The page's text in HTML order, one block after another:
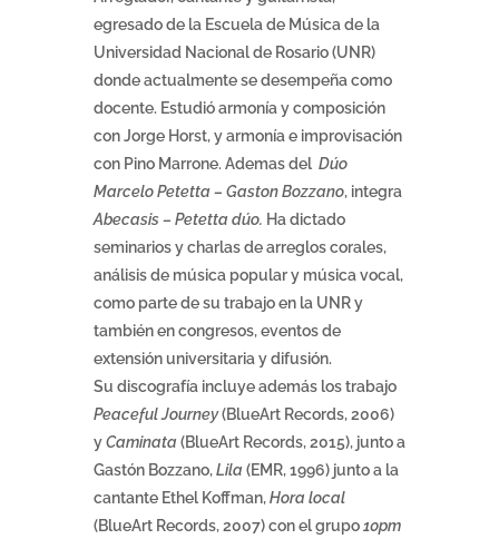
egresado de la Escuela de Música de la
Universidad Nacional de Rosario (UNR)
donde actualmente se desempeña como
docente. Estudió armonía y composición
con Jorge Horst, y armonía e improvisación
con Pino Marrone. Ademas del Dúo
Marcelo Petetta – Gaston Bozzano, integra
Abecasis – Petetta dúo. Ha dictado
seminarios y charlas de arreglos corales,
análisis de música popular y música vocal,
como parte de su trabajo en la UNR y
también en congresos, eventos de
extensión universitaria y difusión.
Su discografía incluye además los trabajo
Peaceful Journey(BlueArt Records, 2006)
yCaminata(BlueArt Records, 2015), junto a
Gastón Bozzano,Lila(EMR, 1996) junto a la
cantante Ethel Koffman,Hora local
(BlueArt Records, 2007) con el grupo10pm